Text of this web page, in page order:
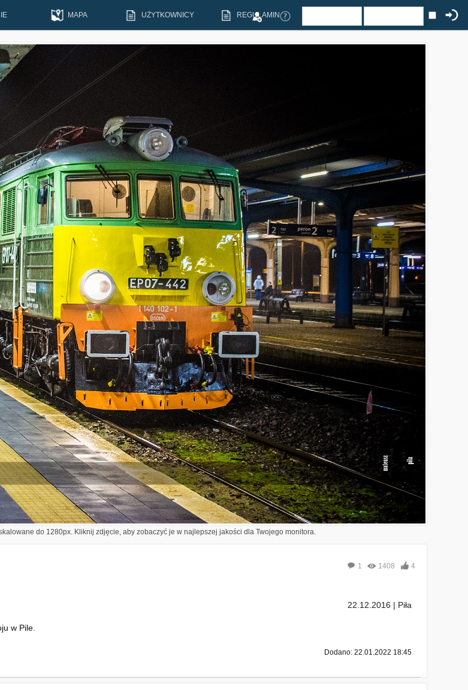
MAPA UŻYTKOWNICY REGULAMIN
do 1280px. Kliknij zdjęcie, aby zobaczyć je w najlepszej jakości dla Twojego monitora.
1 1408 4
22.12.2016 | Piła
w Pile.
Dodano: 22.01.2022 18:45